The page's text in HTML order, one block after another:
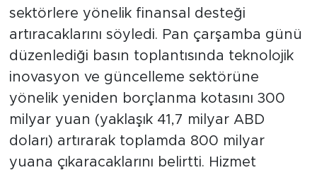
sektörlere yönelik finansal desteği
artıracaklarını söyledi. Pan çarşamba günü
düzenlediği basın toplantısında teknolojik
inovasyon ve güncelleme sektörüne
yönelik yeniden borçlanma kotasını 300
milyar yuan (yaklaşık 41,7 milyar ABD
doları) artırarak toplamda 800 milyar
yuana çıkaracaklarını belirtti. Hizmet